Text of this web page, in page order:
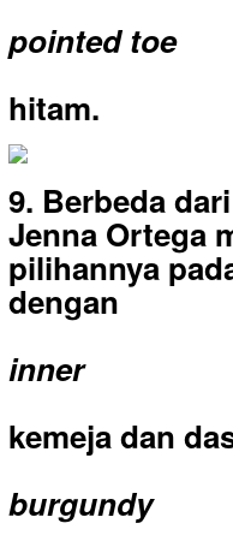
pointed toe
hitam.
9. Berbeda
Jenna Ortega
pilihannya
dengan
inner
kemeja dan
burgundy